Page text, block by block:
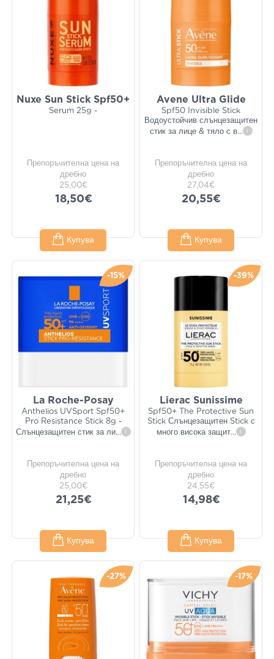
Nuxe Sun Stick Spf50+
Serum 25g -
Препоръчителна цена на
дребно
25,00€
18,50€
Купува
Avene Ultra Glide
Spf50 Invisible Stick
Водоустойчив слънцезащитен
стик за лице & тяло с в... i
Препоръчителна цена на
дребно
27,04€
20,55€
Купува
-15%
La Roche-Posay
Anthelios UVSport Spf50+
Pro Resistance Stick 8g -
Слънцезащитен стик за ли... i
Препоръчителна цена на
дребно
25,00€
21,25€
Купува
-39%
Lierac Sunissime
Spf50+ The Protective Sun
Stick Слънцезащитен Stick с
много висока защит... i
Препоръчителна цена на
дребно
24,55€
14,98€
Купува
-27% -17%